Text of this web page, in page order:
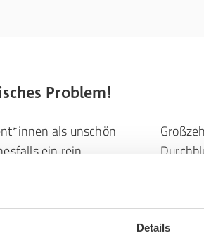
Details
Problem!
als unschön
ein rein
Betroffenen erheblich
vor allem anfangs kaum
meist zu, je mehr der
und